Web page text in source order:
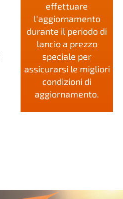
effettuare
l'aggiornamento
durante il periodo di
lancio a prezzo
speciale per
assicurarsi le migliori
condizioni di
aggiornamento.